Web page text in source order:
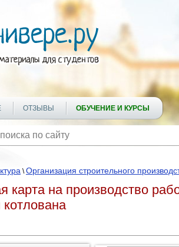
ОТЗЫВЫ ОБУЧЕНИЕ И КУРСЫ
\Организация строительного
карта на производство